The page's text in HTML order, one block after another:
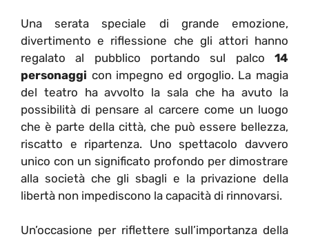
Una serata speciale di grande emozione,
divertimento e riflessione che gli attori hanno
regalato al pubblico portando sul palco 14
personaggi con impegno ed orgoglio. La magia
del teatro ha avvolto la sala che ha avuto la
possibilità di pensare al carcere come un luogo
che è parte della città, che può essere bellezza,
riscatto e ripartenza. Uno spettacolo davvero
unico con un significato profondo per dimostrare
alla società che gli sbagli e la privazione della
libertà non impediscono la capacità di rinnovarsi.
Un’occasione per riflettere sull’importanza della